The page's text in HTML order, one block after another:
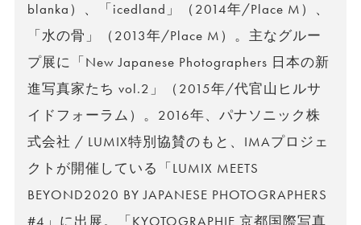
blanka）、「icedland」（2014年/Place M）、
「水の骨」（2013年/Place M）。主なグルー
プ展に「New Japanese Photographers 日本の新
進写真家たち vol.2」（2015年/代官山ヒルサ
イドフォーラム）。2016年、パナソニック株
式会社 / LUMIX特別協賛のもと、IMAプロジェ
クトが開催している「LUMIX MEETS
BEYOND2020 BY JAPANESE PHOTOGRAPHERS
#4」に出展。「KYOTOGRAPHIE 京都国際写真